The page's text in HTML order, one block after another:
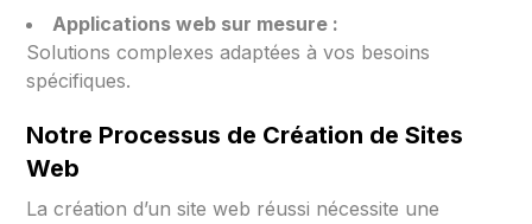
Applications web sur mesure :
Solutions complexes adaptées à vos besoins
spécifiques.
Notre Processus de Création de Sites
Web
La création d’un site web réussi nécessite une